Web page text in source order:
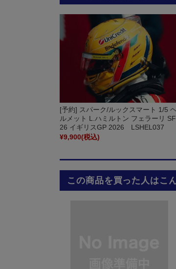
[予約] スパーク/ルックスマート 1/5 ヘ
ルメット L.ハミルトン フェラーリ
26 イギリスGP 2026 LSHEL037
¥9,900(税込)
この商品を買った人はこ